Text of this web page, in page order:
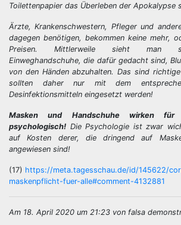
Toilettenpapier das Überleben der Apokalypse
Ärzte, Krankenschwestern, Pfleger und
dagegen benötigen, bekommen keine mehr,
Preisen. Mittlerweile sieht man
Einweghandschuhe, die dafür gedacht sind,
von den Händen abzuhalten. Das sind
sollten daher nur mit dem
Desinfektionsmitteln eingesetzt werden!
Masken und Handschuhe wirken
psychologisch! Die Psychologie ist zwar
auf Kosten derer, die dringend auf
angewiesen sind!
(17) https://meta.tagesschau.de/id/145622/
maskenpflicht-fuer-alle#comment-4132881
Am 18. April 2020 um 21:23 von falsa